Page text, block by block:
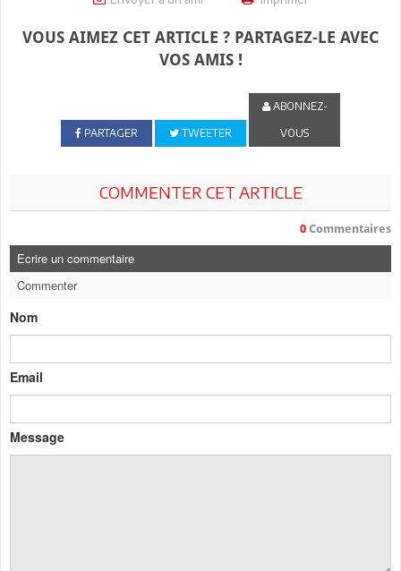
VOUS AIMEZ CET ARTICLE ? PARTAGEZ-LE AVEC
VOS AMIS !
PARTAGER TWEETER
ABONNEZ-
VOUS
COMMENTER CET ARTICLE
0 Commentaires
Ecrire un commentaire
Commenter
Nom
Email
Message